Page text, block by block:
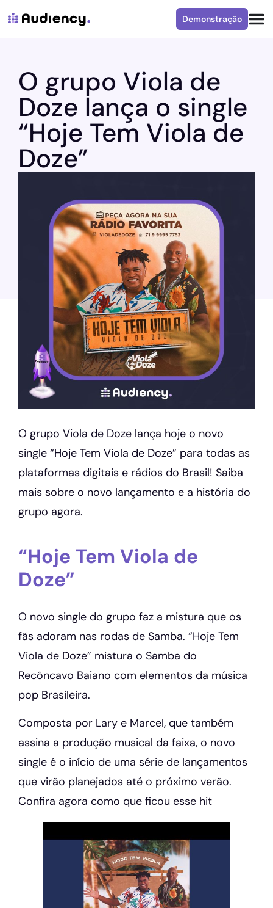
Demonstração
O grupo Viola de
Doze lança o single
“Hoje Tem Viola de
Doze”
O grupo Viola de Doze lança hoje o novo
single “Hoje Tem Viola de Doze” para todas as
plataformas digitais e rádios do Brasil! Saiba
mais sobre o novo lançamento e a história do
grupo agora.
“Hoje Tem Viola de
Doze”
O novo single do grupo faz a mistura que os
fãs adoram nas rodas de Samba. “Hoje Tem
Viola de Doze” mistura o Samba do
Recôncavo Baiano com elementos da música
pop Brasileira.
Composta por Lary e Marcel, que também
assina a produção musical da faixa, o novo
single é o início de uma série de lançamentos
que virão planejados até o próximo verão.
Confira agora como que ficou esse hit